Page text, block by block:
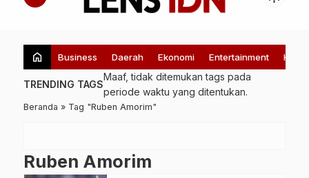
home Business Daerah Ekonomi Entertainment
TRENDING TAGS
Maaf, tidak ditemukan tags pada
periode waktu yang ditentukan.
Beranda » Tag "Ruben Amorim"
Ruben Amorim